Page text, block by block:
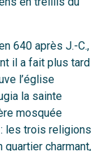
640 après J.-C.,
il a fait plus tard
l’église
la sainte
mosquée
: les trois religions
charmant,